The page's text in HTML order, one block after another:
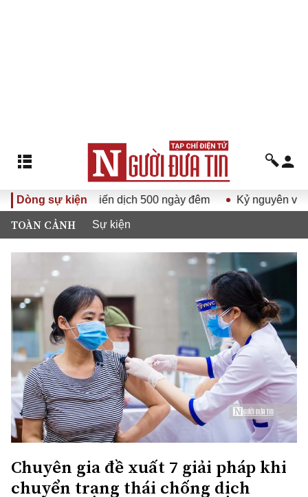
Dòng sự kiện
Chiến dịch 500 ngày đêm Kỷ nguyên vươn mình
TOÀN CẢNH Sự kiện
Chuyên gia đề xuất 7 giải pháp khi
chuyển trạng thái chống dịch